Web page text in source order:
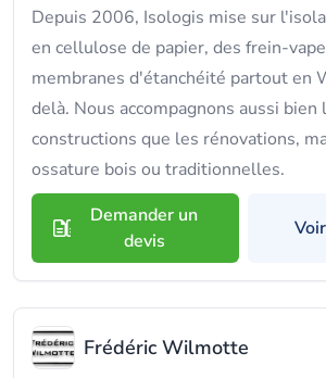
Depuis 2006, Isologis mise sur
en cellulose de papier, des frein-
membranes d'étanchéité partout en
delà. Nous accompagnons aussi
constructions que les rénovations,
ossature bois ou traditionnelles.
Demander un
devis
Frédéric Wilmotte